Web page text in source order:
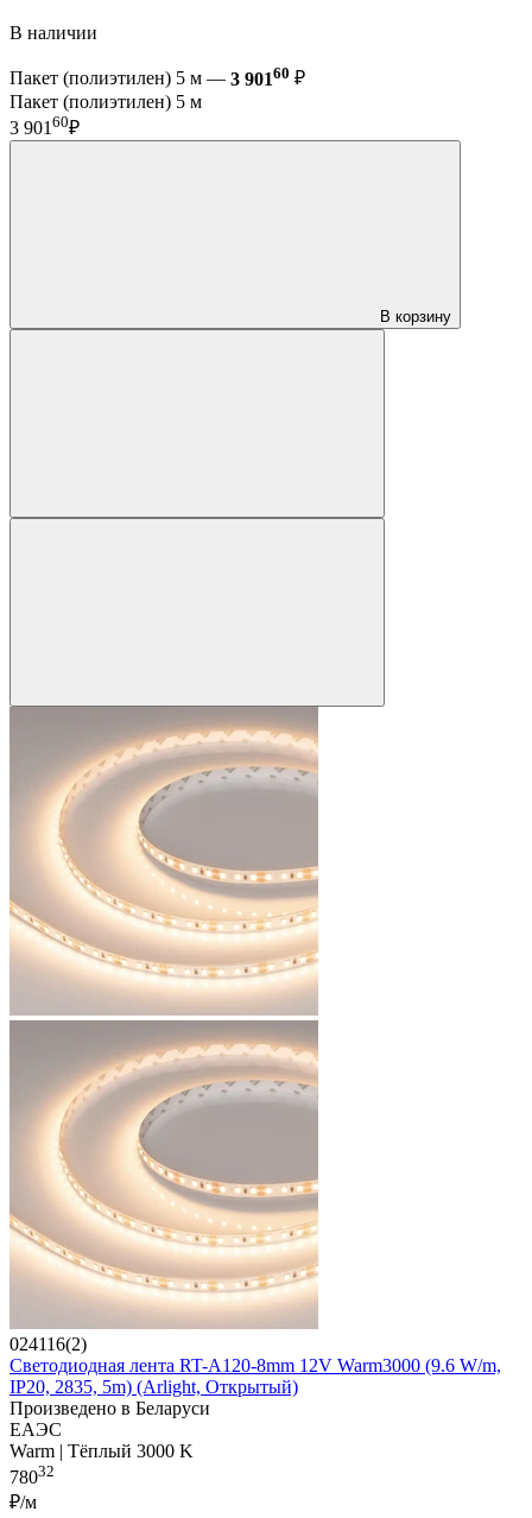
В наличии
Пакет (полиэтилен) 5 м — 3 90160 ₽
Пакет (полиэтилен) 5 м
3 901 60₽
В корзину
024116(2)
Светодиодная лента RT-A120-8mm 12V Warm3000 (9.6 W/m,
IP20, 2835, 5m) (Arlight, Открытый)
Произведено в Беларуси
ЕАЭС
Warm | Тёплый 3000 K
78032
₽/м